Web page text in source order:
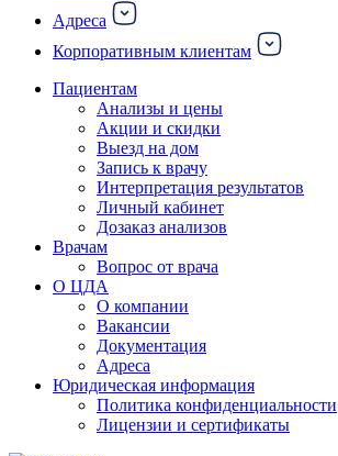
Адреса
Корпоративным клиентам
Пациентам
Анализы и цены
Акции и скидки
Выезд на дом
Запись к врачу
Интерпретация результатов
Личный кабинет
Дозаказ анализов
Врачам
Вопрос от врача
О ЦДА
О компании
Вакансии
Документация
Адреса
Юридическая информация
Политика конфиденциальности
Лицензии и сертификаты